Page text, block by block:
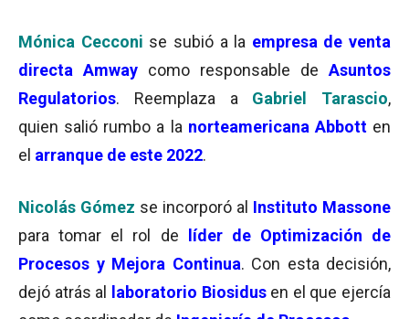
Mónica Cecconi se subió a la empresa de venta
directa Amway como responsable de Asuntos
Regulatorios. Reemplaza a Gabriel Tarascio,
quien salió rumbo a la norteamericana Abbotten
el arranque de este 2022.
Nicolás Gómez se incorporó al Instituto Massone
para tomar el rol de
líder de Optimización de
Procesos y Mejora Continua. Con esta decisión,
dejó atrás al
laboratorio Biosidusen el que ejercía